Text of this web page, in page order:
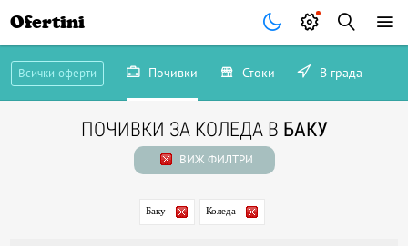
Ofertini
Всички оферти Почивки Стоки В града
ПОЧИВКИ ЗА КОЛЕДА В БАКУ
ВИЖ ФИЛТРИ
Баку Коледа